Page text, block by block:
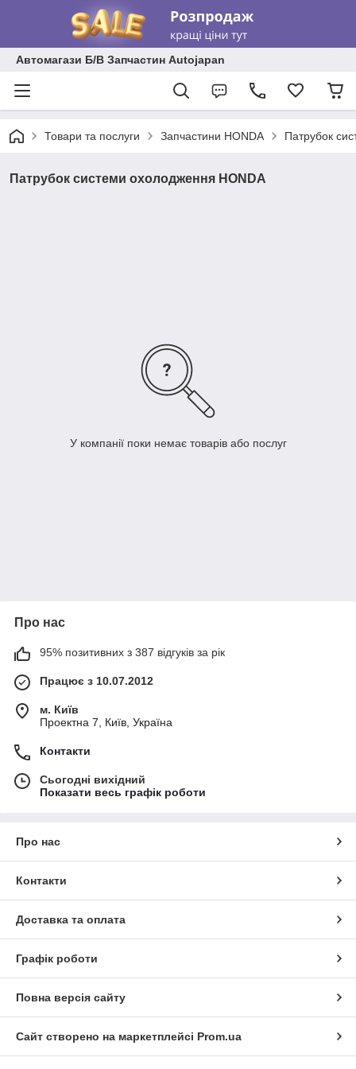
Автомагази Б/В Запчастин Autojapan
Товари та послуги Запчастини HONDA Патрубок
Патрубок системи охолодження HONDA
У компанії поки немає товарів або послуг
Про нас
95% позитивних з 387 відгуків за рік
Працює з 10.07.2012
м. Київ
Проектна 7, Київ, Україна
Контакти
Сьогодні вихідний
Показати весь графік роботи
Про нас
Контакти
Доставка та оплата
Графік роботи
Повна версія сайту
Сайт створено на маркетплейсі Prom.ua